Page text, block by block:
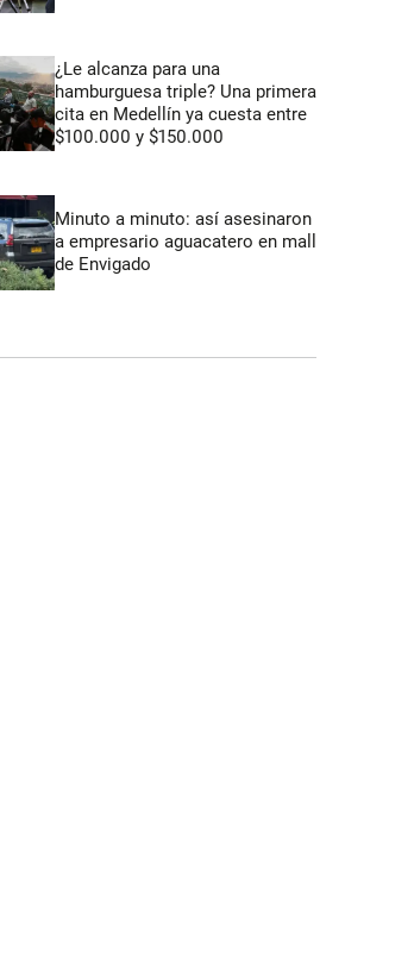
¿Le alcanza para una
hamburguesa triple? Una primera
cita en Medellín ya cuesta entre
$100.000 y $150.000
Minuto a minuto: así asesinaron
a empresario aguacatero en mall
de Envigado